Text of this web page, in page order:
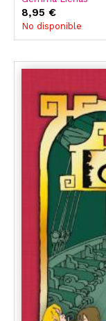
8,95 €
No disponible